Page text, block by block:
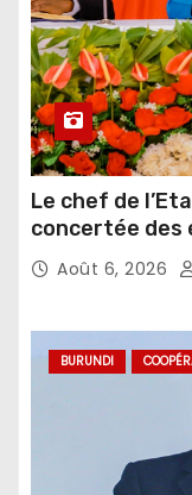
Le chef de
concertée des
Août 6, 2026
BURUNDI